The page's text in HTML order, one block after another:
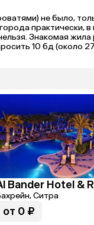
не было,
практически,
Знакомая
10 бд (около
Bander Hotel &
Ситра
от 0 ₽